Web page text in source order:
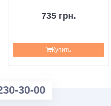
735 грн.
Купить
30-00